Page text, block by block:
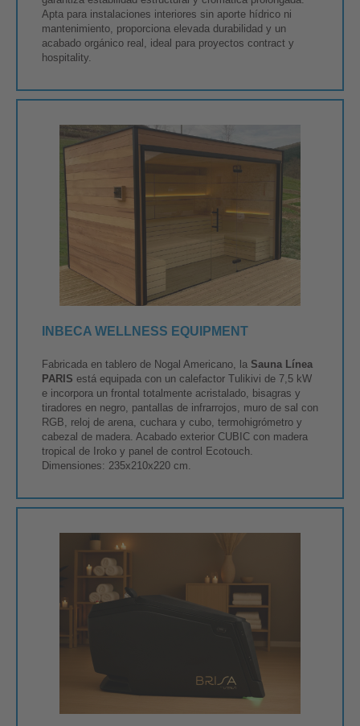
Apta para instalaciones interiores sin aporte hídrico ni
mantenimiento, proporciona elevada durabilidad y un
acabado orgánico real, ideal para proyectos contract y
hospitality.
INBECA WELLNESS EQUIPMENT
Fabricada en tablero de Nogal Americano, la Sauna Línea
PARIS está equipada con un calefactor Tulikivi de 7,5 kW
e incorpora un frontal totalmente acristalado, bisagras y
tiradores en negro, pantallas de infrarrojos, muro de sal con
RGB, reloj de arena, cuchara y cubo, termohigrómetro y
cabezal de madera. Acabado exterior CUBIC con madera
tropical de Iroko y panel de control Ecotouch.
Dimensiones: 235x210x220 cm.